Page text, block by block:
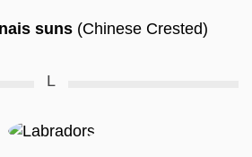
suns(Chinese Crested)
L